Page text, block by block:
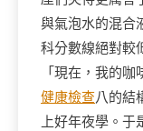
與氣泡水的混合
科分數線絕對較
「現在，我的
健康檢查八的結
上好年夜學。于